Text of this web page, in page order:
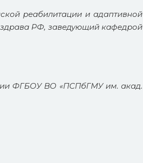
реабилитации и адаптивной
РФ, заведующий кафедрой
ФГБОУ ВО «ПСПбГМУ им. акад.